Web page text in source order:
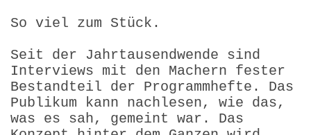
So viel zum Stück.
Seit der Jahrtausendwende sind
Interviews mit den Machern fester
Bestandteil der Programmhefte. Das
Publikum kann nachlesen, wie das,
was es sah, gemeint war. Das